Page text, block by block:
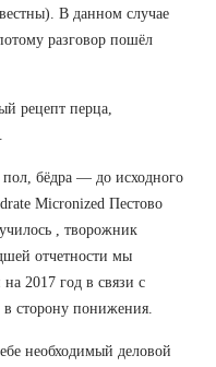
В данном случае
разговор пошёл
рецепт перца,
бёдра — до исходного
Micronized Пестово
, творожник
отчетности мы
2017 год в связи с
сторону понижения.
необходимый деловой